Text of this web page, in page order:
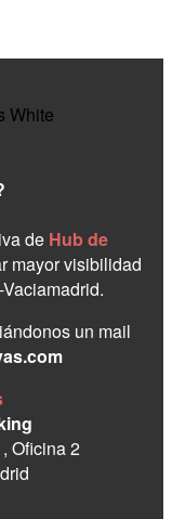
de Hub de
mayor visibilidad
un mail
Oficina 2